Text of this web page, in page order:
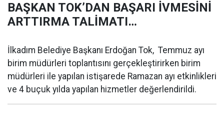
BAŞKAN TOK’DAN BAŞARI İVMESİNİ
ARTTIRMA TALİMATI…
İlkadım Belediye Başkanı Erdoğan Tok, Temmuz ayı
birim müdürleri toplantısını gerçekleştirirken birim
müdürleri ile yapılan istişarede Ramazan ayı etkinlikleri
ve 4 buçuk yılda yapılan hizmetler değerlendirildi.